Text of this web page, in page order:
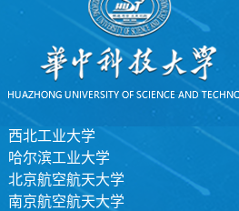
西北工业大学
哈尔滨工业大学
北京航空航天大学
南京航空航天大学